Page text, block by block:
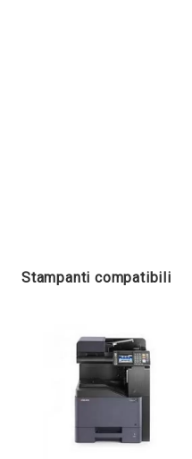
Stampanti compatibili